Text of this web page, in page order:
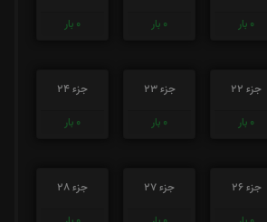
0 بار
0 بار
0 بار
جزء 22
0 بار
جزء 23
0 بار
جزء 24
0 بار
جزء 26
جزء 27
جزء 28